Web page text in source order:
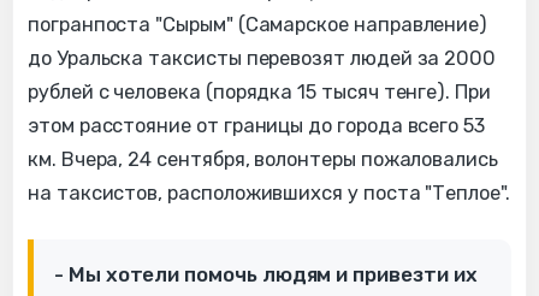
погранпоста "Сырым" (Самарское направление)
до Уральска таксисты перевозят людей за 2000
рублей с человека (порядка 15 тысяч тенге). При
этом расстояние от границы до города всего 53
км. Вчера, 24 сентября, волонтеры пожаловались
на таксистов, расположившихся у поста "Теплое".
- Мы хотели помочь людям и привезти их